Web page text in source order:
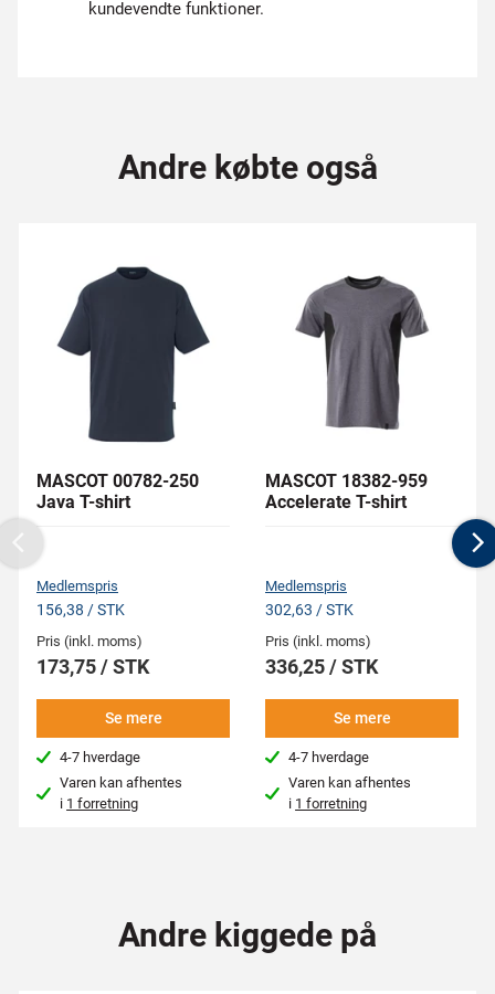
kundevendte funktioner.
Andre købte også
MASCOT 00782-250
Java T-shirt
Medlemspris
156,38 / STK
Pris (inkl. moms)
173,75 / STK
Se mere
4-7 hverdage
Varen kan afhentes
i 1 forretning
MASCOT 18382-959
Accelerate T-shirt
Medlemspris
302,63 / STK
Pris (inkl. moms)
336,25 / STK
Se mere
4-7 hverdage
Varen kan afhentes
i 1 forretning
Previous
Andre kiggede på